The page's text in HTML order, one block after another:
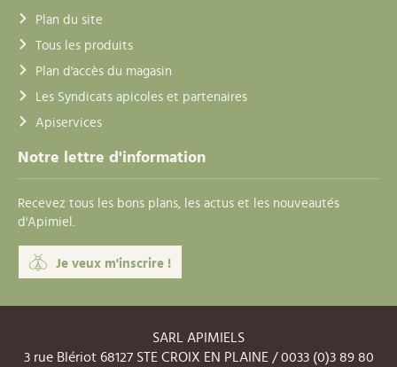
Plan du site
Tous les produits
Plan d'accès du magasin
Les Syndicats apicoles et partenaires
Apiservices
Notre lettre d'information
Recevez tous les bons plans, les actus et les nouveautés
d'Apimiel.
Je veux m'inscrire !
SARL APIMIELS
3 rue Blériot 68127 STE CROIX EN PLAINE / 0033 (0)3 89 80